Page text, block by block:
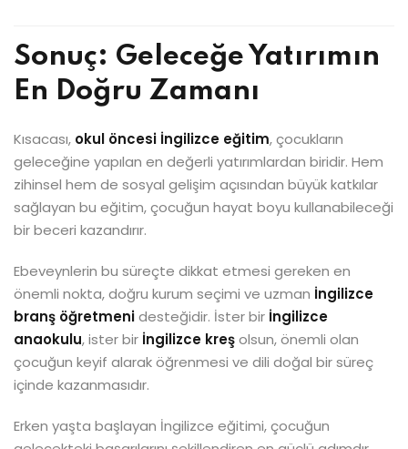
Sonuç: Geleceğe Yatırımın
En Doğru Zamanı
Kısacası, okul öncesi İngilizce eğitim, çocukların
geleceğine yapılan en değerli yatırımlardan biridir. Hem
zihinsel hem de sosyal gelişim açısından büyük katkılar
sağlayan bu eğitim, çocuğun hayat boyu kullanabileceği
bir beceri kazandırır.
Ebeveynlerin bu süreçte dikkat etmesi gereken en
önemli nokta, doğru kurum seçimi ve uzman İngilizce
branş öğretmenidesteğidir. İster bir İngilizce
anaokulu, ister bir İngilizce kreşolsun, önemli olan
çocuğun keyif alarak öğrenmesi ve dili doğal bir süreç
içinde kazanmasıdır.
Erken yaşta başlayan İngilizce eğitimi, çocuğun